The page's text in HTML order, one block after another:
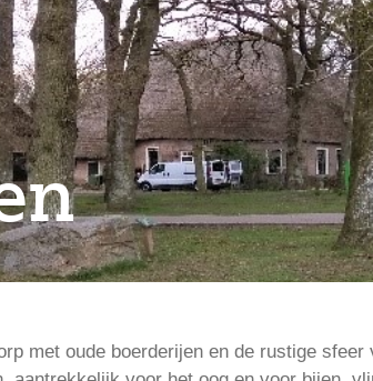
met oude boerderijen en de rustige